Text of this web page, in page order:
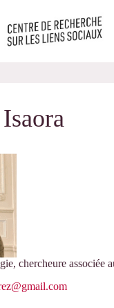
chercheure associée